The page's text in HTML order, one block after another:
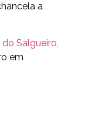
a
Salgueiro,
em